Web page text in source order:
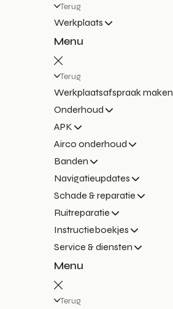
Terug
Werkplaats
Menu
Terug
Werkplaatsafspraak maken
Onderhoud
APK
Airco onderhoud
Banden
Navigatieupdates
Schade & reparatie
Ruitreparatie
Instructieboekjes
Service & diensten
Menu
Terug